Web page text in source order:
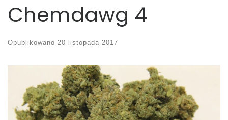
Chemdawg 4
Opublikowano 20 listopada 2017